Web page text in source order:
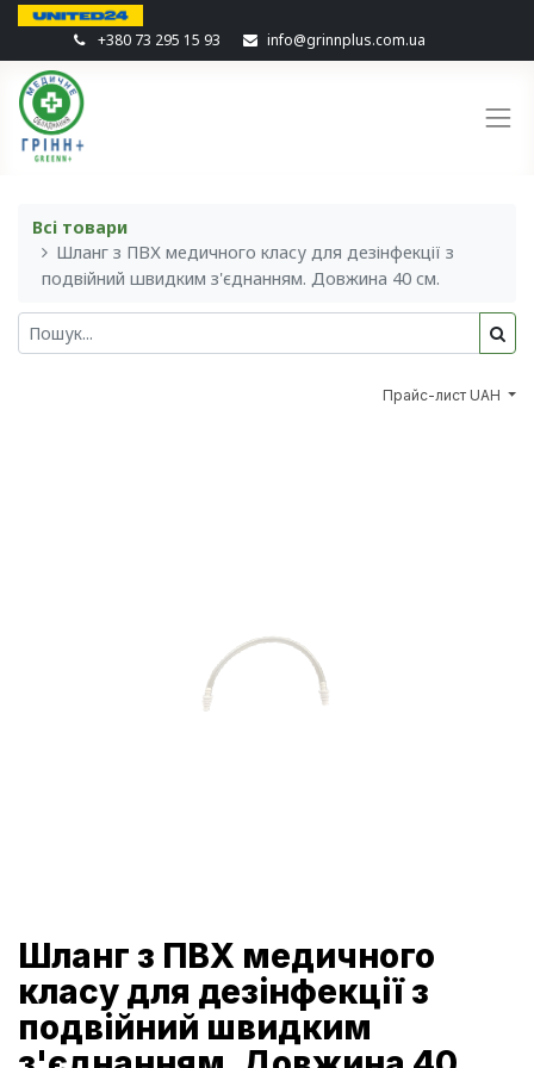
+380 73 295 15 93 info@grinnplus.com.ua
Всі товари
Шланг з ПВХ медичного класу для дезінфекції з
подвійний швидким з'єднанням. Довжина 40 см.
Прайс-лист UAH
Шланг з ПВХ медичного
класу для дезінфекції з
подвійний швидким